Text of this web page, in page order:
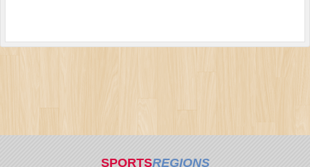
SPORTSREGIONS